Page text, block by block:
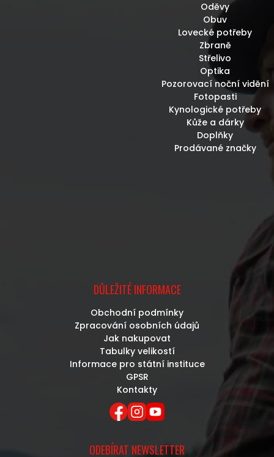
Oděvy
Obuv
Lovecké potřeby
Zbraně
Střelivo
Optika
Pozorovací noční vidění
Fotopasti
Kynologické potřeby
Kůže a dárky
Doplňky
Prodávané značky
DŮLEŽITÉ INFORMACE
Obchodní podmínky
Zpracování osobních údajů
Jak nakupovat
Tabulky velikostí
Informace pro státní instituce
GPSR
Kontakty
ODEBÍRAT NEWSLETTER